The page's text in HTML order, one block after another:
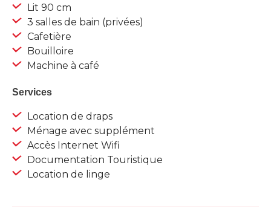
Lit 90 cm
3 salles de bain (privées)
Cafetière
Bouilloire
Machine à café
Services
Location de draps
Ménage avec supplément
Accès Internet Wifi
Documentation Touristique
Location de linge